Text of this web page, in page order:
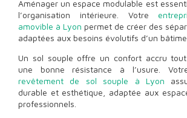
Aménager un espace modulable est
l’organisation intérieure. Votre
amovible à Lyon permet de créer des
adaptées aux besoins évolutifs d’un
Un sol souple offre un confort accru
une bonne résistance à l’usure.
revêtement de sol souple à Lyon
durable et esthétique, adaptée aux
professionnels.